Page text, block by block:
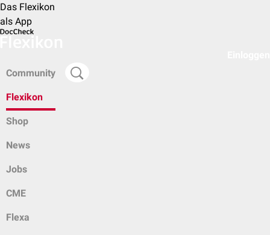
Das Flexikon
als App
Community
Flexikon
Shop
News
Jobs
CME
Flexa